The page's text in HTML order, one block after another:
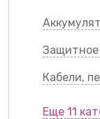
Защитное
Кабели,
Еще 11